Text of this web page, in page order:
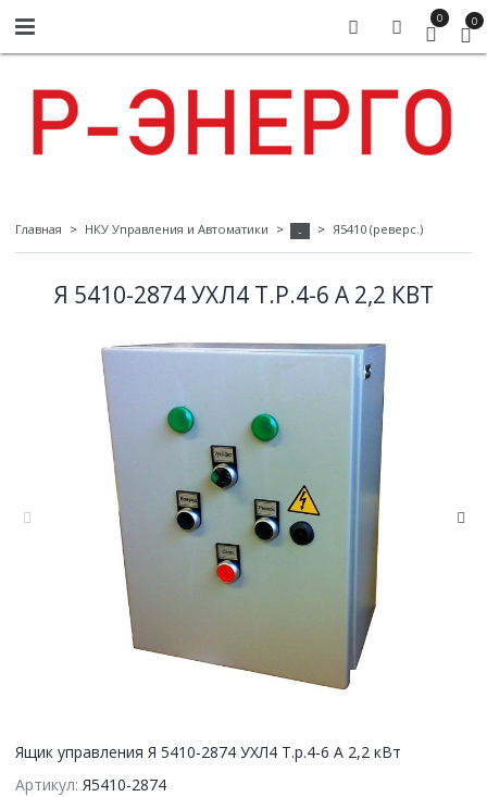
0 0
Главная НКУ Управления и Автоматики - Я5410 (реверс.)
Я 5410-2874 УХЛ4 Т.Р.4-6 А 2,2 КВТ
Ящик управления Я 5410-2874 УХЛ4 Т.р.4-6 А 2,2 кВт
Артикул: Я5410-2874